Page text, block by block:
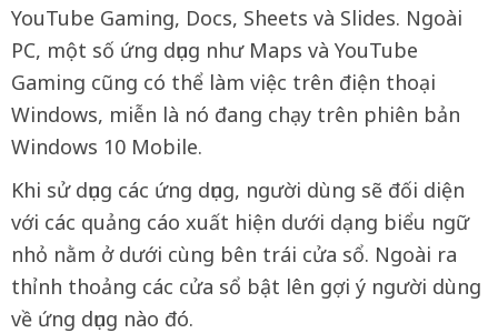
YouTube Gaming, Docs, Sheets và Slides. Ngoài
PC, một số ứng dụng như Maps và YouTube
Gaming cũng có thể làm việc trên điện thoại
Windows, miễn là nó đang chạy trên phiên bản
Windows 10 Mobile.
Khi sử dụng các ứng dụng, người dùng sẽ đối diện
với các quảng cáo xuất hiện dưới dạng biểu ngữ
nhỏ nằm ở dưới cùng bên trái cửa sổ. Ngoài ra
thỉnh thoảng các cửa sổ bật lên gợi ý người dùng
về ứng dụng nào đó.